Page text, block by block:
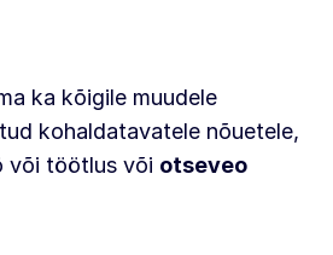
ka kõigile muudele
kohaldatavatele nõuetele,
või töötlus või otseveo